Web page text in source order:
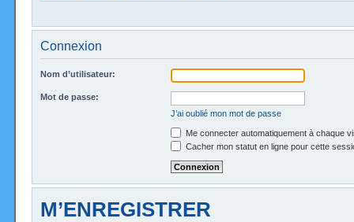
Connexion
Nom d’utilisateur:
Mot de passe:
J’ai oublié mon mot de passe
Me connecter automatiquement à chaque
Cacher mon statut en ligne pour cette
M’ENREGISTRER